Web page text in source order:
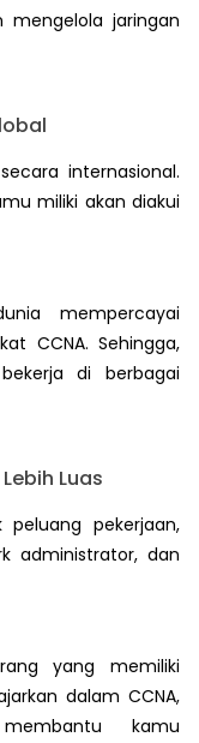
jaringan
internasional.
miliki akan diakui
mempercayai
CCNA. Sehingga,
di berbagai
Luas
pekerjaan,
administrator, dan
yang memiliki
dalam CCNA,
kamu